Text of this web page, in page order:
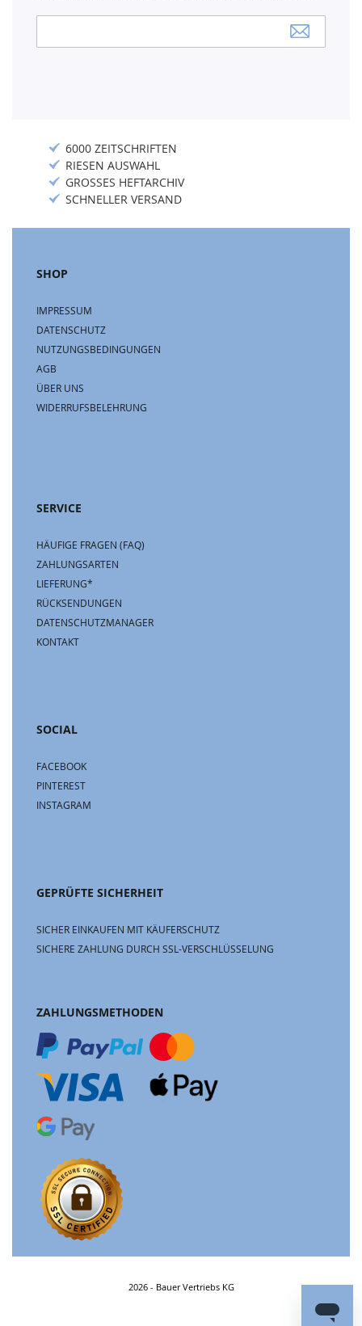
Newsletter:
6000 ZEITSCHRIFTEN
RIESEN AUSWAHL
GROSSES HEFTARCHIV
SCHNELLER VERSAND
SHOP
IMPRESSUM
DATENSCHUTZ
NUTZUNGSBEDINGUNGEN
AGB
ÜBER UNS
WIDERRUFSBELEHRUNG
SERVICE
HÄUFIGE FRAGEN (FAQ)
ZAHLUNGSARTEN
LIEFERUNG*
RÜCKSENDUNGEN
DATENSCHUTZMANAGER
KONTAKT
SOCIAL
FACEBOOK
PINTEREST
INSTAGRAM
GEPRÜFTE SICHERHEIT
SICHER EINKAUFEN MIT KÄUFERSCHUTZ
SICHERE ZAHLUNG DURCH SSL-VERSCHLÜSSELUNG
ZAHLUNGSMETHODEN
2026 - Bauer Vertriebs KG